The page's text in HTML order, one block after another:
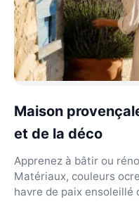
Maison
et de la déco
Apprenez à bâtir ou
Matériaux, couleurs
havre de paix ensoleillé